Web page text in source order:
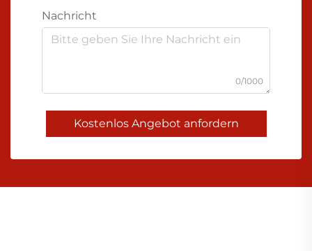
Nachricht
0/1000
Kostenlos Angebot anfordern